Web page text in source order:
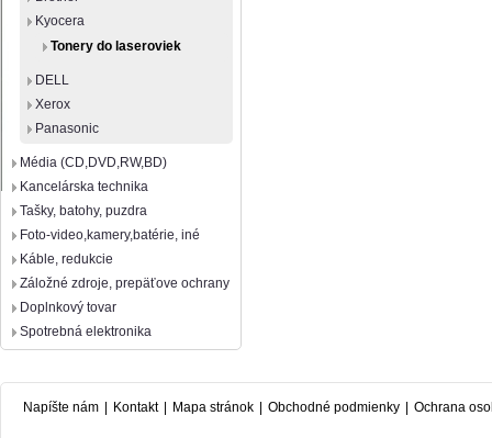
Kyocera
Tonery do laseroviek
DELL
Xerox
Panasonic
Média (CD,DVD,RW,BD)
Kancelárska technika
Tašky, batohy, puzdra
Foto-video,kamery,batérie, iné
Káble, redukcie
Záložné zdroje, prepäťove ochrany
Doplnkový tovar
Spotrebná elektronika
Napíšte nám Kontakt Mapa stránok Obchodné podmienky Ochrana